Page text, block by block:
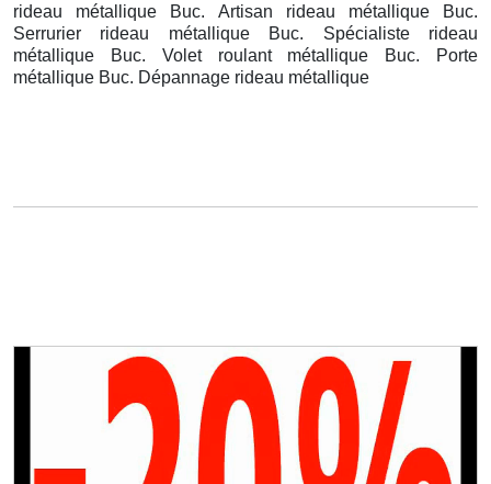
rideau métallique Buc. Artisan rideau métallique Buc.
Serrurier rideau métallique Buc. Spécialiste rideau
métallique Buc. Volet roulant métallique Buc. Porte
métallique Buc. Dépannage rideau métallique